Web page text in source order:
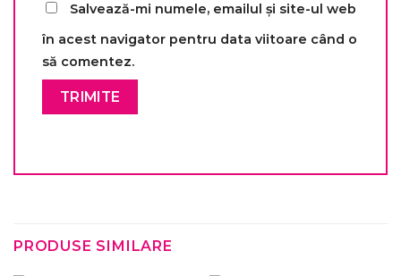
Salvează-mi numele, emailul și site-ul web
în acest navigator pentru data viitoare când o
să comentez.
PRODUSE SIMILARE